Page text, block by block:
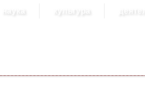
наука культура